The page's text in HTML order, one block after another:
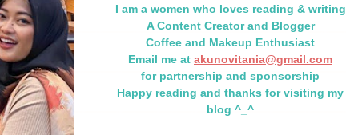
I am a women who loves reading & writing
A Content Creator and Blogger
Coffee and Makeup Enthusiast
Email me at akunovitania@gmail.com
for partnership and sponsorship
Happy reading and thanks for visiting my
blog ^_^